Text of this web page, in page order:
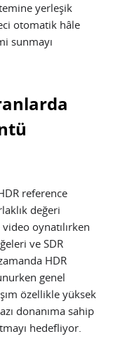
yerleşik
otomatik hâle
sunmayı
reference
değeri
oynatılırken
ve SDR
HDR
genel
özellikle yüksek
donanıma sahip
hedefliyor.